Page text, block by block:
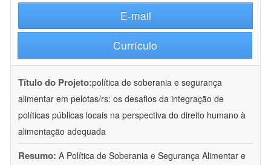
E-mail
Currículo
Título do Projeto:política de soberania e segurança
alimentar em pelotas/rs: os desafios da integração de
políticas públicas locais na perspectiva do direito humano à
alimentação adequada
Resumo: A Política de Soberania e Segurança Alimentar e